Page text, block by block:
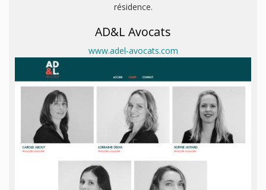
résidence.
AD&L Avocats
www.adel-avocats.com